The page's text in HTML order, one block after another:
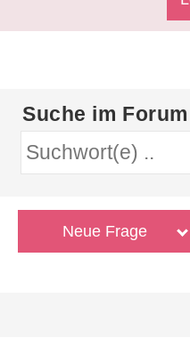
Suche im Forum
Neue Frage